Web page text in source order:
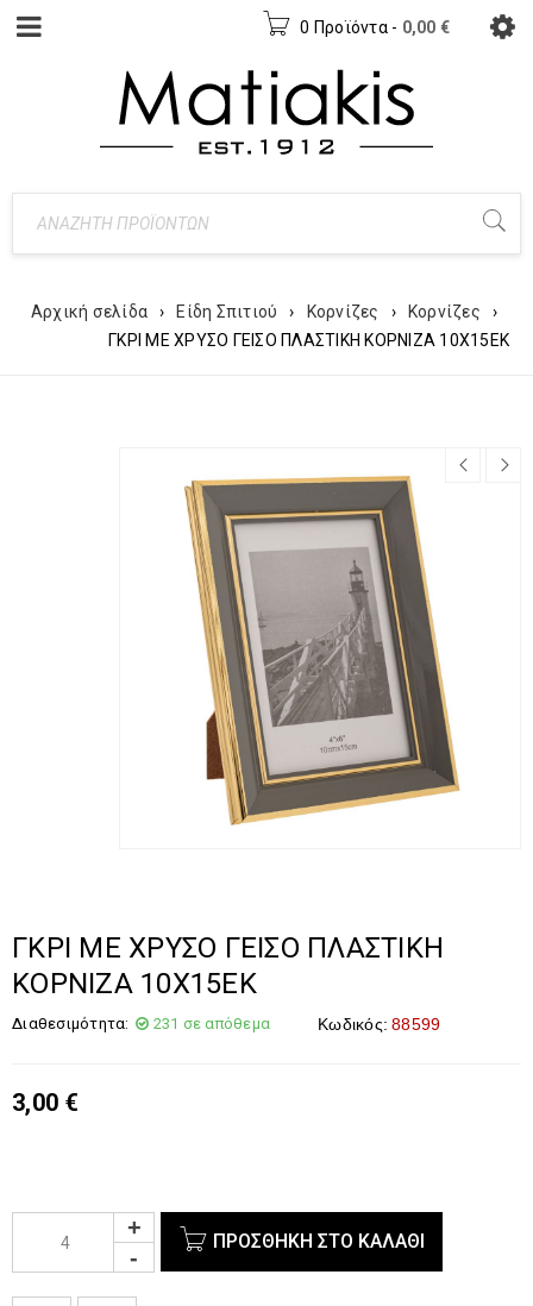
0 Προϊόντα - 0,00 €
Αρχική σελίδα › Είδη Σπιτιού › Κορνίζες › Κορνίζες
›
ΓΚΡΙ ΜΕ ΧΡΥΣΟ ΓΕΙΣΟ ΠΛΑΣΤΙΚΗ ΚΟΡΝΙΖΑ 10Χ15ΕΚ
ΓΚΡΙ ΜΕ ΧΡΥΣΟ ΓΕΙΣΟ ΠΛΑΣΤΙΚΗ
ΚΟΡΝΙΖΑ 10Χ15ΕΚ
Διαθεσιμότητα: 231 σε απόθεμα Κωδικός: 88599
3,00 €
ΠΡΟΣΘΉΚΗ ΣΤΟ ΚΑΛΆΘΙ